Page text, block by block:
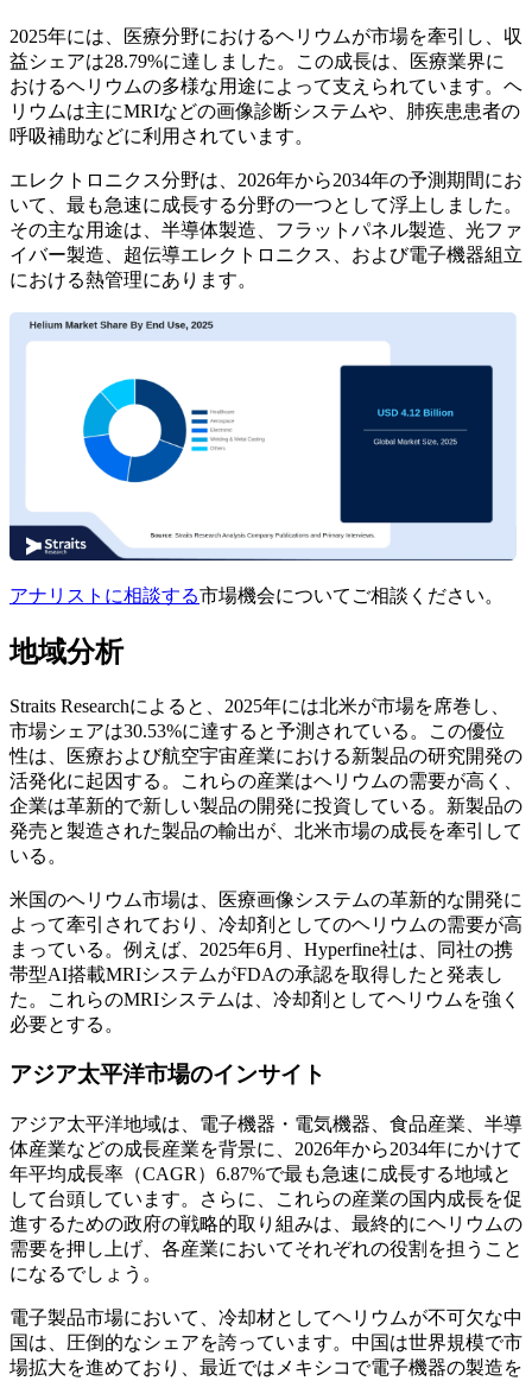
2025年には、医療分野におけるヘリウムが市場を牽引し、収
益シェアは28.79%に達しました。この成長は、医療業界に
おけるヘリウムの多様な用途によって支えられています。ヘ
リウムは主にMRIなどの画像診断システムや、肺疾患患者の
呼吸補助などに利用されています。
エレクトロニクス分野は、2026年から2034年の予測期間にお
いて、最も急速に成長する分野の一つとして浮上しました。
その主な用途は、半導体製造、フラットパネル製造、光ファ
イバー製造、超伝導エレクトロニクス、および電子機器組立
における熱管理にあります。
アナリストに相談する市場機会についてご相談ください。
地域分析
Straits Researchによると、2025年には北米が市場を席巻し、
市場シェアは30.53%に達すると予測されている。この優位
性は、医療および航空宇宙産業における新製品の研究開発の
活発化に起因する。これらの産業はヘリウムの需要が高く、
企業は革新的で新しい製品の開発に投資している。新製品の
発売と製造された製品の輸出が、北米市場の成長を牽引して
いる。
米国のヘリウム市場は、医療画像システムの革新的な開発に
よって牽引されており、冷却剤としてのヘリウムの需要が高
まっている。例えば、2025年6月、Hyperfine社は、同社の携
帯型AI搭載MRIシステムがFDAの承認を取得したと発表し
た。これらのMRIシステムは、冷却剤としてヘリウムを強く
必要とする。
アジア太平洋市場のインサイト
アジア太平洋地域は、電子機器・電気機器、食品産業、半導
体産業などの成長産業を背景に、2026年から2034年にかけて
年平均成長率（CAGR）6.87%で最も急速に成長する地域と
して台頭しています。さらに、これらの産業の国内成長を促
進するための政府の戦略的取り組みは、最終的にヘリウムの
需要を押し上げ、各産業においてそれぞれの役割を担うこと
になるでしょう。
電子製品市場において、冷却材としてヘリウムが不可欠な中
国は、圧倒的なシェアを誇っています。中国は世界規模で市
場拡大を進めており、最近ではメキシコで電子機器の製造を